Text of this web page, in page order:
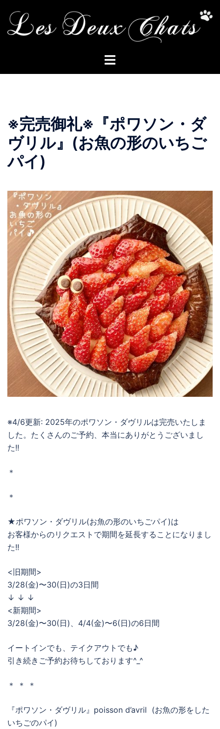
ト
ュ
※完売御礼※『ポワソン・ダ
ヴリル』(お魚の形のいちご
パイ)
※4/6更新: 2025年のポワソン・ダヴリルは完売いたしま
した。たくさんのご予約、本当にありがとうございまし
た!!
＊
＊
★ポワソン・ダヴリル(お魚の形のいちごパイ)は
お客様からのリクエストで期間を延長することになりまし
た!!
<旧期間>
3/28(金)〜30(日)の3日間
↓ ↓ ↓
<新期間>
3/28(金)〜30(日)、4/4(金)〜6(日)の6日間
イートインでも、テイクアウトでも♪
引き続きご予約お待ちしております^_^
＊ ＊ ＊
『ポワソン・ダヴリル』poisson d’avril (お魚の形をした
いちごのパイ)